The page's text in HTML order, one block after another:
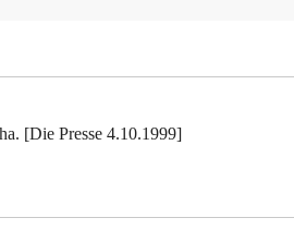
[Die Presse 4.10.1999]